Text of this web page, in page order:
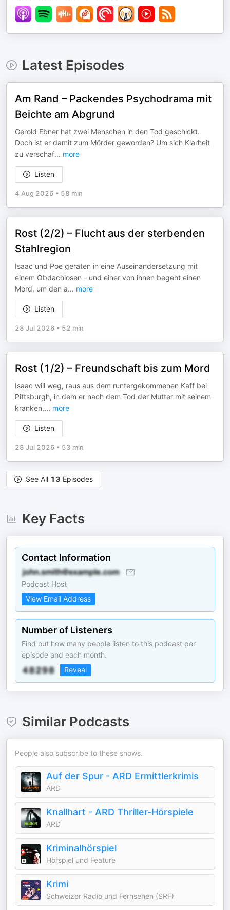
Latest Episodes
Am Rand – Packendes Psychodrama mit
Beichte am Abgrund
Gerold Ebner hat zwei Menschen in den Tod geschickt.
Doch ist er damit zum Mörder geworden? Um sich Klarheit
zu verschaf... more
Listen
4 Aug 2026 • 58 min
Rost (2/2) – Flucht aus der sterbenden
Stahlregion
Isaac und Poe geraten in eine Auseinandersetzung mit
einem Obdachlosen - und einer von ihnen begeht einen
Mord, um den a... more
Listen
28 Jul 2026 • 52 min
Rost (1/2) – Freundschaft bis zum Mord
Isaac will weg, raus aus dem runtergekommenen Kaff bei
Pittsburgh, in dem er nach dem Tod der Mutter mit seinem
kranken,... more
Listen
28 Jul 2026 • 53 min
See All 13 Episodes
Key Facts
Contact Information
Podcast Host
View Email Address
Number of Listeners
Find out how many people listen to this podcast per
episode and each month.
Reveal
Similar Podcasts
People also subscribe to these shows.
Auf der Spur - ARD Ermittlerkrimis
ARD
Knallhart - ARD Thriller-Hörspiele
ARD
Kriminalhörspiel
Hörspiel und Feature
Krimi
Schweizer Radio und Fernsehen (SRF)